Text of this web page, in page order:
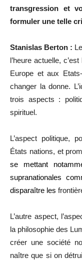
transgression et
formuler une telle
Stanislas Berton :
l’heure actuelle,
Europe et aux
changer la donne.
trois aspects :
spirituel.
L’aspect politique,
États nations, et
se mettant
supranationales
disparaître les
L’autre aspect,
la philosophie des
créer une société
naître que si on